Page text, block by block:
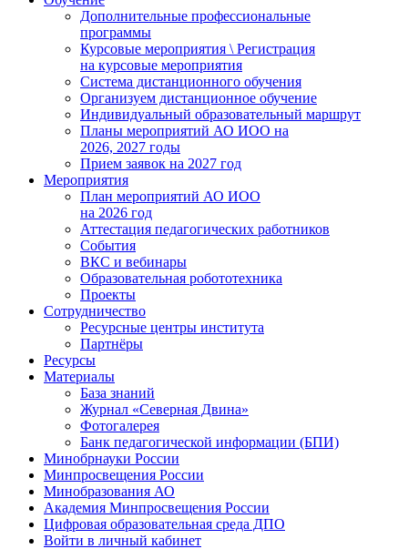
Дополнительные профессиональные
программы
Курсовые мероприятия \ Регистрация
на курсовые мероприятия
Система дистанционного обучения
Организуем дистанционное обучение
Индивидуальный образовательный маршрут
Планы мероприятий АО ИОО на
2026, 2027 годы
Прием заявок на 2027 год
Мероприятия
План мероприятий АО ИОО
на 2026 год
Аттестация педагогических работников
События
ВКС и вебинары
Образовательная робототехника
Проекты
Сотрудничество
Ресурсные центры института
Партнёры
Ресурсы
Материалы
База знаний
Журнал «Северная Двина»
Фотогалерея
Банк педагогической информации (БПИ)
Минобрнауки России
Минпросвещения России
Минобразования АО
Академия Минпросвещения России
Цифровая образовательная среда ДПО
Войти в личный кабинет